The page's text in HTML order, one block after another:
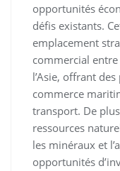
opportunités
défis existants.
emplacement
commercial
l’Asie, offrant
commerce
transport. De
ressources
les minéraux et
opportunités